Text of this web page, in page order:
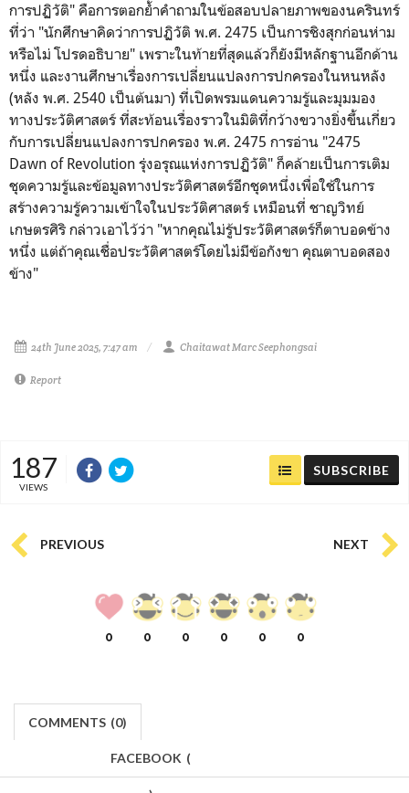
การปฏิวัติ" คือการตอกย้ำคำถามในข้อสอบปลายภาพของนครินทร์
ที่ว่า "นักศึกษาคิดว่าการปฏิวัติ พ.ศ. 2475 เป็นการชิงสุกก่อนห่าม
หรือไม่ โปรดอธิบาย" เพราะในท้ายที่สุดแล้วก็ยังมีหลักฐานอีกด้าน
หนึ่ง และงานศึกษาเรื่องการเปลี่ยนแปลงการปกครองในหนหลัง
(หลัง พ.ศ. 2540 เป็นต้นมา) ที่เปิดพรมแดนความรู้และมุมมอง
ทางประวัติศาสตร์ ที่สะท้อนเรื่องราวในมิติที่กว้างขวางยิ่งขึ้นเกี่ยว
กับการเปลี่ยนแปลงการปกครอง พ.ศ. 2475 การอ่าน "2475
Dawn of Revolution รุ่งอรุณแห่งการปฏิวัติ" ก็คล้ายเป็นการเติม
ชุดความรู้และข้อมูลทางประวัติศาสตร์อีกชุดหนึ่งเพื่อใช้ในการ
สร้างความรู้ความเข้าใจในประวัติศาสตร์ เหมือนที่ ชาญวิทย์
เกษตรศิริ กล่าวเอาไว้ว่า "หากคุณไม่รู้ประวัติศาสตร์ก็ตาบอดข้าง
หนึ่ง แต่ถ้าคุณเชื่อประวัติศาสตร์โดยไม่มีข้อกังขา คุณตาบอดสอง
ข้าง"
24th June 2025, 7:47 am Chaitawat Marc Seephongsai
Report
187
VIEWS
SUBSCRIBE
PREVIOUS NEXT
0 0 0 0 0 0
COMMENTS (0)
FACEBOOK (